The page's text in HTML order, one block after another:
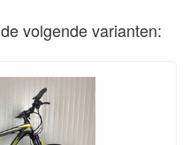
volgende varianten: